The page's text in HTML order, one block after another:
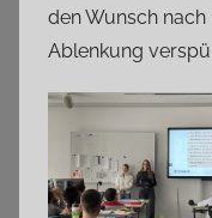
den Wunsch
Ablenkung